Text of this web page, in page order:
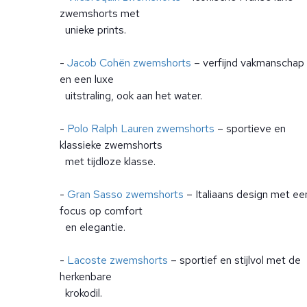
zwemshorts met
unieke prints.
- Jacob Cohën zwemshorts – verfijnd vakmanschap
en een luxe
uitstraling, ook aan het water.
- Polo Ralph Lauren zwemshorts – sportieve en
klassieke zwemshorts
met tijdloze klasse.
- Gran Sasso zwemshorts – Italiaans design met
focus op comfort
en elegantie.
- Lacoste zwemshorts – sportief en stijlvol met de
herkenbare
krokodil.